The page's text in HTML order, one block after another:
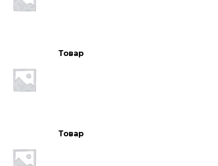
Товар
Товар